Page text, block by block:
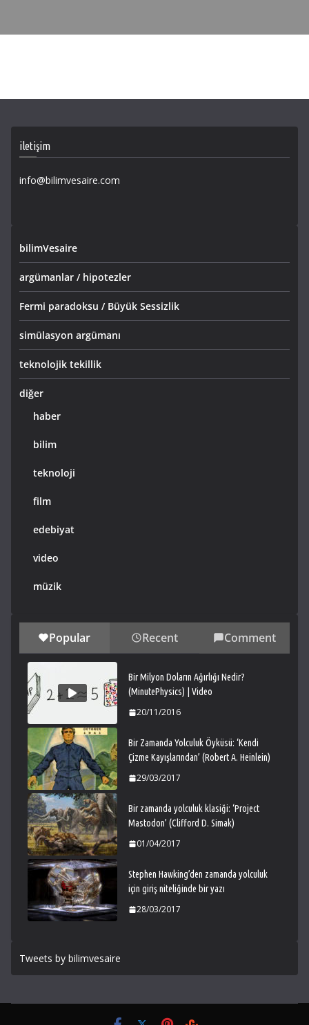
iletişim
info@bilimvesaire.com
bilimVesaire
argümanlar / hipotezler
Fermi paradoksu / Büyük Sessizlik
simülasyon argümanı
teknolojik tekillik
diğer
haber
bilim
teknoloji
film
edebiyat
video
müzik
Popular Recent Comment
Bir Milyon Doların Ağırlığı Nedir?
(MinutePhysics) | Video
20/11/2016
Bir Zamanda Yolculuk Öyküsü: ‘Kendi
Çizme Kayışlarından’ (Robert A. Heinlein)
29/03/2017
Bir zamanda yolculuk klasiği: ‘Project
Mastodon’ (Clifford D. Simak)
01/04/2017
Stephen Hawking’den zamanda yolculuk
için giriş niteliğinde bir yazı
28/03/2017
Tweets by bilimvesaire